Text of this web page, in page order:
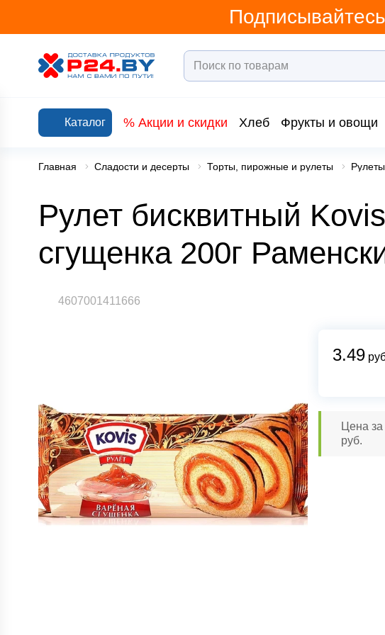
Каталог % Акции и скидки Хлеб Фрукты и овощи
Главная Сладости и десерты Торты, пирожные и рулеты
Рулет бисквитный
сгущенка 200г
4607001411666
3.49
Цена за
руб.